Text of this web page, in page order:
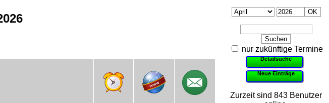
nur zukünftige Termine
Detailsuche
Neue Einträge
Zurzeit sind 843 Benutzer